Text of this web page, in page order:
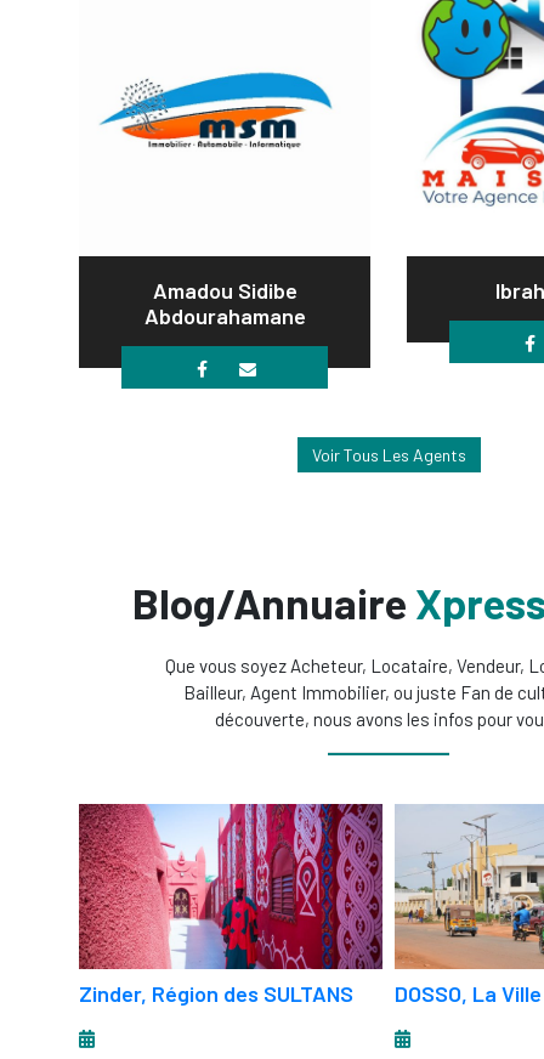
Amadou Sidibe
Abdourahamane
Voir Tous Les Agents
Blog/Annuaire
Que vous soyez Acheteur, Locataire, Vendeur,
Bailleur, Agent Immobilier, ou juste Fan de
découverte, nous avons les infos pour
Zinder, Région des SULTANS DOSSO, La